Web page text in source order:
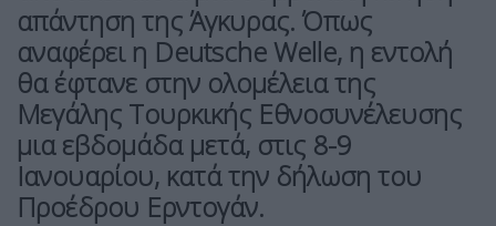
απάντηση της Άγκυρας. Όπως
αναφέρει η Deutsche Welle, η εντολή
θα έφτανε στην ολομέλεια της
Μεγάλης Τουρκικής Εθνοσυνέλευσης
μια εβδομάδα μετά, στις 8-9
Ιανουαρίου, κατά την δήλωση του
Προέδρου Ερντογάν.